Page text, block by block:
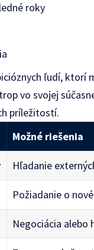
roky
ľudí, ktorí
vo svojej
príležitostí.
Možné riešenia
Hľadanie
Požiadanie o
Negociácia alebo